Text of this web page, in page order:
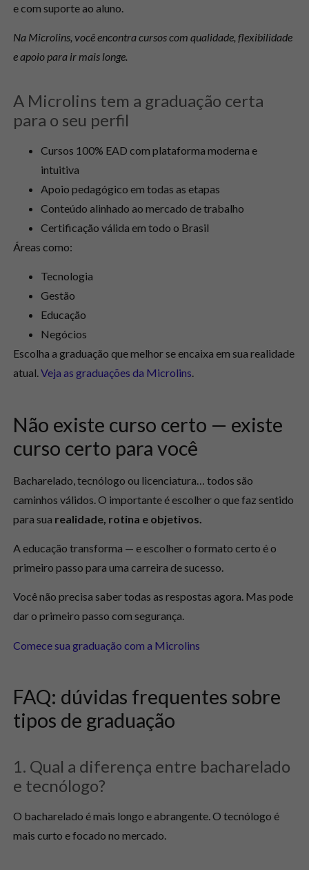
e com suporte ao aluno.
Na Microlins, você encontra cursos com qualidade, flexibilidade
e apoio para ir mais longe.
A Microlins tem a graduação certa
para o seu perfil
Cursos 100% EAD com plataforma moderna e
intuitiva
Apoio pedagógico em todas as etapas
Conteúdo alinhado ao mercado de trabalho
Certificação válida em todo o Brasil
Áreas como:
Tecnologia
Gestão
Educação
Negócios
Escolha a graduação que melhor se encaixa em sua realidade
atual.Veja as graduações da Microlins.
Não existe curso certo — existe
curso certo para você
Bacharelado, tecnólogo ou licenciatura… todos são
caminhos válidos. O importante é escolher o que faz sentido
para sua realidade, rotina e objetivos.
A educação transforma — e escolher o formato certo é o
primeiro passo para uma carreira de sucesso.
Você não precisa saber todas as respostas agora. Mas pode
dar o primeiro passo com segurança.
Comece sua graduação com a Microlins
FAQ: dúvidas frequentes sobre
tipos de graduação
1. Qual a diferença entre bacharelado
e tecnólogo?
O bacharelado é mais longo e abrangente. O tecnólogo é
mais curto e focado no mercado.